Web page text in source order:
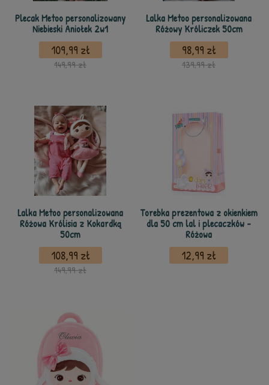
Plecak Metoo personalizowany
Niebieski Aniołek 2w1
109,99 zł
149,99 zł
Lalka Metoo personalizowana
Różowy Króliczek 50cm
98,99 zł
139,99 zł
Lalka Metoo personalizowana
Różowa Królisia z Kokardką
50cm
108,99 zł
149,99 zł
Torebka prezentowa z okienkiem
dla 50 cm lal i plecaczków -
Różowa
12,99 zł